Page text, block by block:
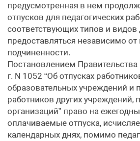
предусмотренная в нем
отпусков для педагогических
соответствующих типов и
предоставляться независимо
подчиненности.
Постановлением
г. N 1052 “Об отпусках
образовательных учреждений и
работников других учреждений,
организаций” право на
оплачиваемые отпуска,
календарных днях, помимо